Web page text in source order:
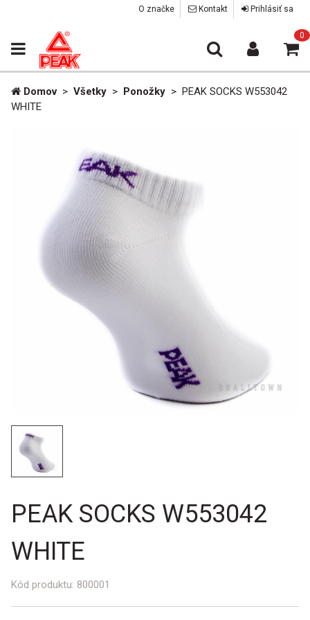
O značke Kontakt Prihlásiť sa
0
Domov > Všetky > Ponožky > PEAK SOCKS W553042
WHITE
PEAK SOCKS W553042
WHITE
Kód produktu: 800001